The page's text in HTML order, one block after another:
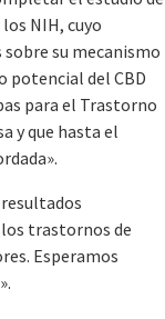
NIH, cuyo
su mecanismo
potencial del CBD
para el Trastorno
y que hasta el
trastornos de
Esperamos